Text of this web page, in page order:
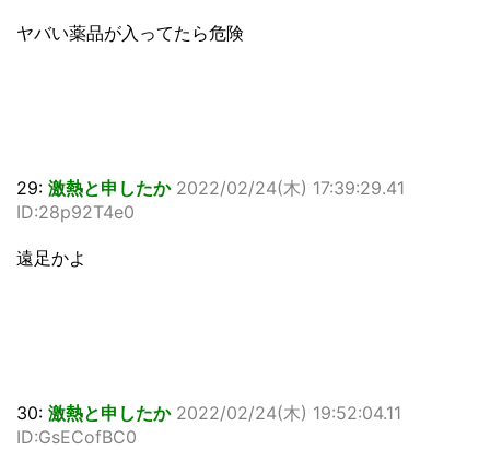
ヤバい薬品が入ってたら危険
29: 激熱と申したか 2022/02/24(木) 17:39:29.41
ID:28p92T4e0
遠足かよ
30: 激熱と申したか 2022/02/24(木) 19:52:04.11
ID:GsECofBC0